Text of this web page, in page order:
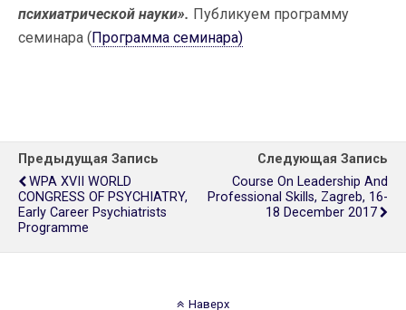
психиатрической науки». Публикуем программу
семинара (Программа семинара)
Предыдущая Запись
WPA XVII WORLD
CONGRESS OF PSYCHIATRY,
Early Career Psychiatrists
Programme
Следующая Запись
Course On Leadership And
Professional Skills, Zagreb, 16-
18 December 2017
Наверх